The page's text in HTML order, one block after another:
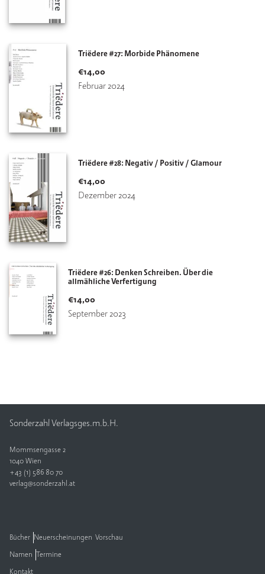
Triëdere #27: Morbide Phänomene
€14,00
Februar 2024
Triëdere #28: Negativ / Positiv / Glamour
€14,00
Dezember 2024
Triëdere #26: Denken Schreiben. Über die
allmähliche Verfertigung
€14,00
September 2023
Sonderzahl Verlagsges.m.b.H.
Mommsengasse 2
1040 Wien
+43 (1) 586 80 70
verlag@sonderzahl.at
Bücher Neuerscheinungen Vorschau
Namen Termine
Kontakt